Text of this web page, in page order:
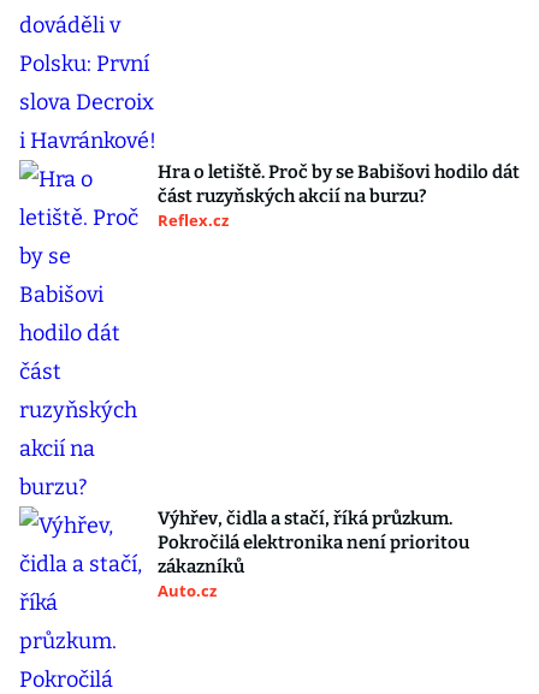
Hra o letiště. Proč by se Babišovi hodilo dát
část ruzyňských akcií na burzu?
Reflex.cz
Výhřev, čidla a stačí, říká průzkum.
Pokročilá elektronika není prioritou
zákazníků
Auto.cz